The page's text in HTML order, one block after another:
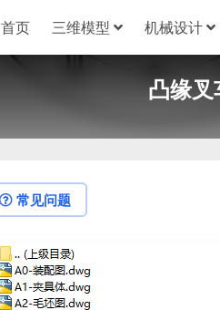
首页 三维模型 机械设计
凸缘
常见问题